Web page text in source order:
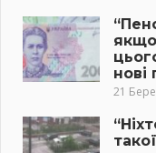
нові
21